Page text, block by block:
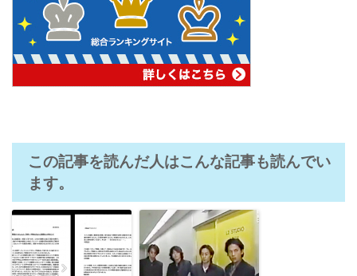
この記事を読んだ人はこんな記事も読んでい
ます。